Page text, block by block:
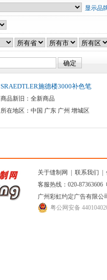
显示品
SRAEDTLER施德楼3000补色笔
商品新旧：全新商品
所在地区：中国 广东 广州 增城区
关于缝制网 联系我们
客服热线：020-87363606
广州彩虹约定广告有限公
粤公网安备